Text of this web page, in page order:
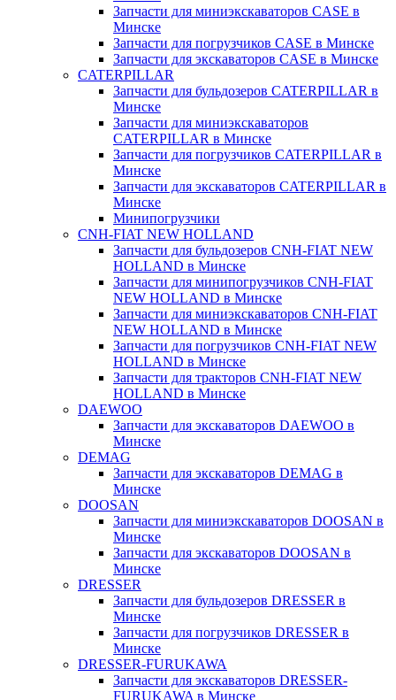
Запчасти для миниэкскаваторов CASE в
Минске
Запчасти для погрузчиков CASE в Минске
Запчасти для экскаваторов CASE в Минске
CATERPILLAR
Запчасти для бульдозеров CATERPILLAR в
Минске
Запчасти для миниэкскаваторов
CATERPILLAR в Минске
Запчасти для погрузчиков CATERPILLAR в
Минске
Запчасти для экскаваторов CATERPILLAR в
Минскe
Минипогрузчики
CNH-FIAT NEW HOLLAND
Запчасти для бульдозеров CNH-FIAT NEW
HOLLAND в Минске
Запчасти для минипогрузчиков CNH-FIAT
NEW HOLLAND в Минске
Запчасти для миниэкскаваторов CNH-FIAT
NEW HOLLAND в Минске
Запчасти для погрузчиков CNH-FIAT NEW
HOLLAND в Минске
Запчасти для тракторов CNH-FIAT NEW
HOLLAND в Минске
DAEWOO
Запчасти для экскаваторов DAEWOO в
Минске
DEMAG
Запчасти для экскаваторов DEMAG в
Минске
DOOSAN
Запчасти для миниэкскаваторов DOOSAN в
Минске
Запчасти для экскаваторов DOOSAN в
Минске
DRESSER
Запчасти для бульдозеров DRESSER в
Минске
Запчасти для погрузчиков DRESSER в
Минске
DRESSER-FURUKAWA
Запчасти для экскаваторов DRESSER-
FURUKAWA в Минске